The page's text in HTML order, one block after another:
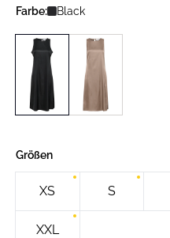
Farbe: Black
Größen
XS S
XXL